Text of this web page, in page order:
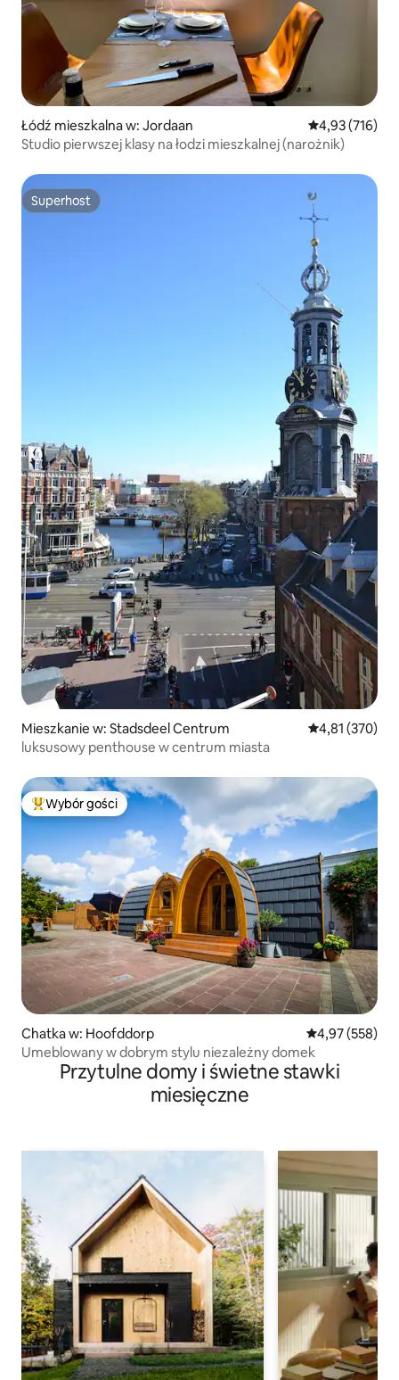
Łódź mieszkalna w: Jordaan Średnia
4,93 (716)
Studio pierwszej klasy na łodzi mieszkalnej (narożnik)
Superhost
Superhost
Mieszkanie w: Stadsdeel Centrum Średnia
4,81 (370)
luksusowy penthouse w centrum miasta
Najpopularniejsze z kategorii Wybór gości
Wybór gości
Chatka w: Hoofddorp Średnia
4,97 (558)
Umeblowany w dobrym stylu niezależny domek
Przytulne domy i świetne stawki
miesięczne